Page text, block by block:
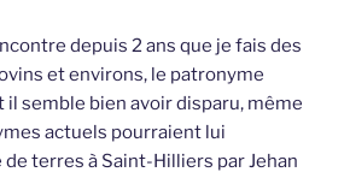
depuis 2 ans que je fais des
et environs, le patronyme
il semble bien avoir disparu, même
actuels pourraient lui
terres à Saint-Hilliers par Jehan